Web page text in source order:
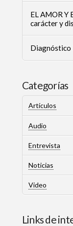
EL AMOR Y
carácter y
Diagnóstico
Categorías
Artículos
Audio
Entrevista
Noticias
Video
Links de